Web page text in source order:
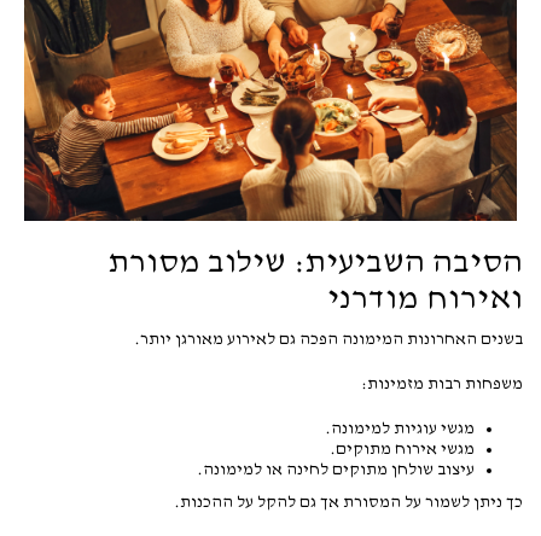
הסיבה השביעית: שילוב מסורת
ואירוח מודרני
בשנים האחרונות המימונה הפכה גם לאירוע מאורגן יותר.
משפחות רבות מזמינות:
מגשי עוגיות למימונה.
מגשי אירוח מתוקים.
עיצוב שולחן מתוקים לחינה או למימונה.
כך ניתן לשמור על המסורת אך גם להקל על ההכנות.